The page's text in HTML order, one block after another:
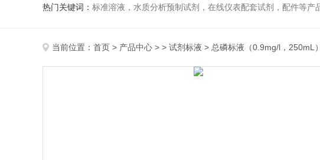
热门关键词： 标准溶液，水质分析预制试剂，在线仪表配套试剂，配件等产品，
当前位置： 首页 > 产品中心 > > 试剂标液 > 总磷标液（0.9mg/l，250mL）